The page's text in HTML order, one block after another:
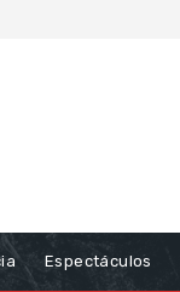
Espectáculos